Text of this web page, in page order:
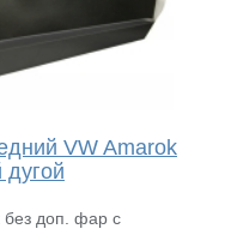
VW Amarok
доп. фар с